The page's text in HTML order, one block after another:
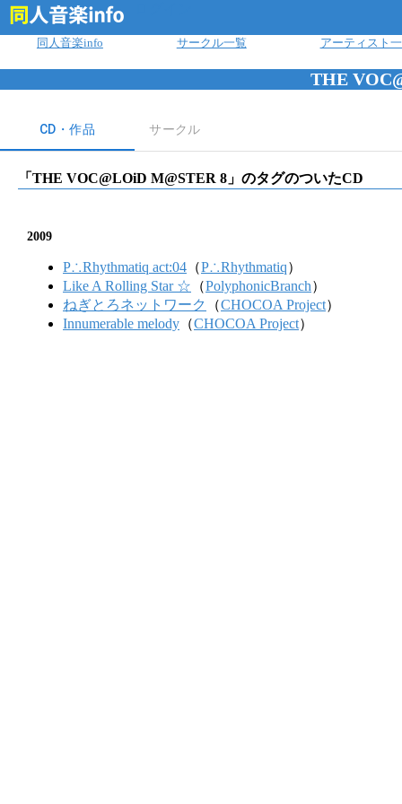
同人音楽info サークル一覧 アーティスト
THE
CD・作品 サークル
「 THE VOC@LOiD M@STER 8 」のタグのついたCD
2009
P∴Rhythmatiq act:04 （P∴Rhythmatiq）
Like A Rolling Star ☆ （PolyphonicBranch）
ねぎとろネットワーク
（CHOCOA Project）
Innumerable melody （CHOCOA Project）